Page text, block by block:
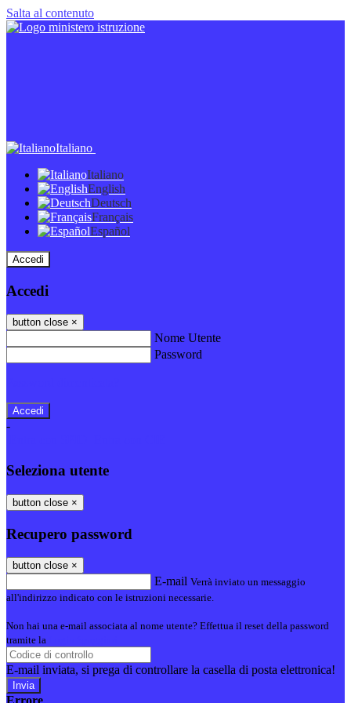
Salta al contenuto
Italiano
Italiano
English
Deutsch
Français
Español
Accedi
Accedi
button close ×
Nome Utente
Password
-
Seleziona utente
button close ×
Recupero password
button close ×
E-mail Verrà inviato un messaggio
all'indirizzo indicato con le istruzioni necessarie.
Non hai una e-mail associata al nome utente? Effettua il reset della password
tramite la
E-mail inviata, si prega di controllare la casella di posta elettronica!